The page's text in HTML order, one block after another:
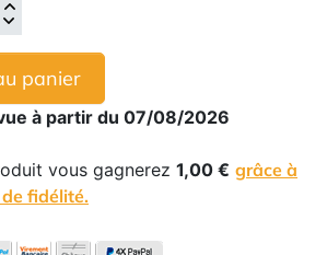
panier
à partir du 07/08/2026
vous gagnerez 1,00 € grâce à
fidélité.